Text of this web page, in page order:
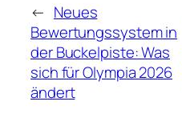
← Neues
Bewertungssystem in
der Buckelpiste: Was
sich für Olympia 2026
ändert